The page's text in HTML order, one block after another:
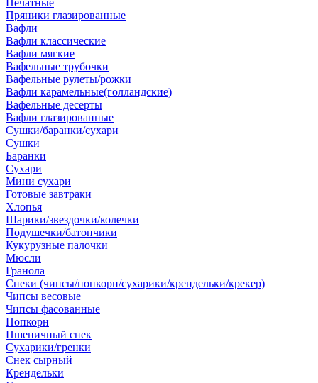
Печатные
Пряники глазированные
Вафли
Вафли классические
Вафли мягкие
Вафельные трубочки
Вафельные рулеты/рожки
Вафли карамельные(голландские)
Вафельные десерты
Вафли глазированные
Сушки/баранки/сухари
Сушки
Баранки
Сухари
Мини сухари
Готовые завтраки
Хлопья
Шарики/звездочки/колечки
Подушечки/батончики
Кукурузные палочки
Мюсли
Гранола
Снеки (чипсы/попкорн/сухарики/крендельки/крекер)
Чипсы весовые
Чипсы фасованные
Попкорн
Пшеничный снек
Сухарики/гренки
Снек сырный
Крендельки